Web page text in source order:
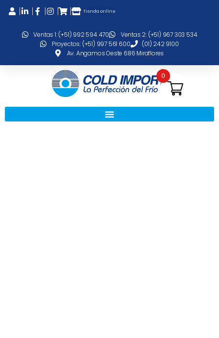
Ventas 1: (+51) 992 594 470
Ventas 2: (+51) 967 303 534
Proyectos: (+51) 997 561 600
(01) 242 9100
Av. Angamos Oeste 686 Miraflores
Tienda online
0